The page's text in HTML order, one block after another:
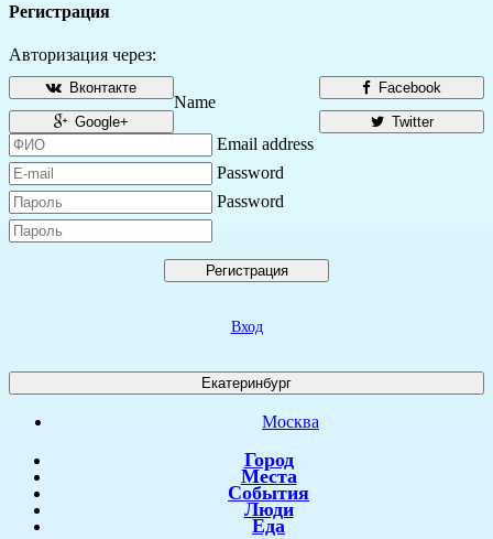
Регистрация
Авторизация через:
Facebook
Вконтакте
Twitter
Google+
Name
Email address
Password
Password
Регистрация
Вход
Екатеринбург
Москва
Город
Места
События
Люди
Еда